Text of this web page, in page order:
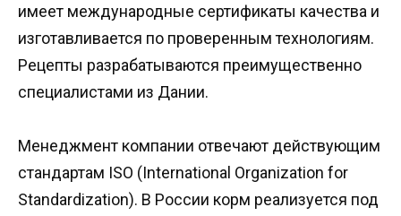
имеет международные сертификаты качества и
изготавливается по проверенным технологиям.
Рецепты разрабатываются преимущественно
специалистами из Дании.
Менеджмент компании отвечают действующим
стандартам ISO (International Organization for
Standardization). В России корм реализуется под